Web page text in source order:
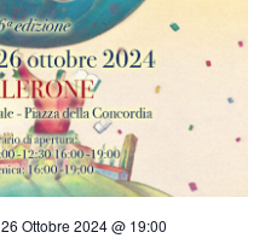
26 Ottobre 2024 @ 19:00